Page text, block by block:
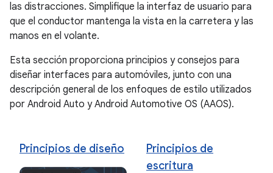
las distracciones. Simplifique la interfaz de usuario para
que el conductor mantenga la vista en la carretera y las
manos en el volante.
Esta sección proporciona principios y consejos para
diseñar interfaces para automóviles, junto con una
descripción general de los enfoques de estilo utilizados
por Android Auto y Android Automotive OS (AAOS).
Principios de diseño
Principios de
escritura